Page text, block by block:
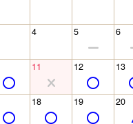
4 5 6
11 12 13
18 19 20